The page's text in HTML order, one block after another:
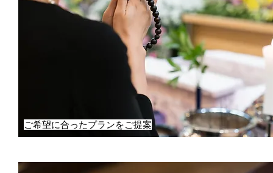
ご希望に合ったプランをご提案